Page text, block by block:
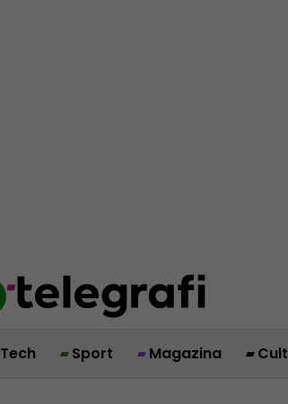
Tech Sport Magazina Cult